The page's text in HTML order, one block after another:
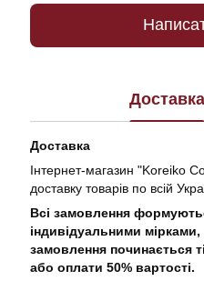
Доставка
Доставка
Інтернет-магазин "Koreiko
доставку товарів по всій
Всі замовлення
індивідуальними
замовлення починається
або оплати 50% вартості.